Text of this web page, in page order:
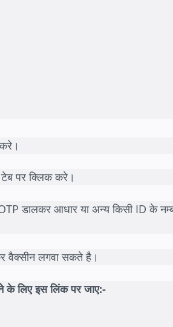
पर क्लिक करे।
डालकर आधार या अन्य किसी ID के
वैक्सीन लगवा सकते है।
लिए इस लिंक पर जाए:-